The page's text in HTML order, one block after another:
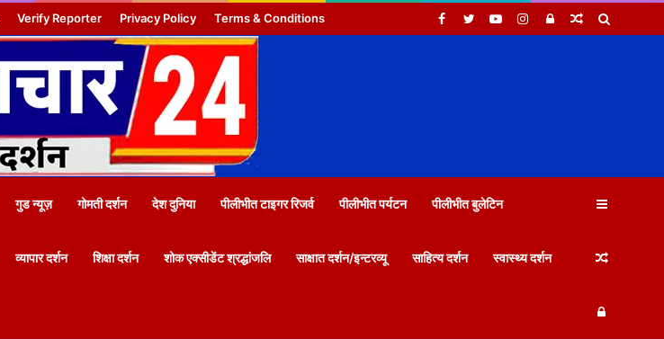
Verify Reporter Privacy Policy Terms & Conditions Random
Log
Instagram
YouTube
Twitter
Facebook
गुड न्यूज़ गोमती दर्शन देश दुनिया पीलीभीत टाइगर रिजर्व पीलीभीत पर्यटन पीलीभीत बुलेटिन
व्यापार दर्शन शिक्षा दर्शन शोक एक्सीडेंट श्रद्धांजलि साक्षात दर्शन/इन्टरव्यू साहित्य दर्शन स्वास्थ्य दर्शन
Sidebar
Random
Log